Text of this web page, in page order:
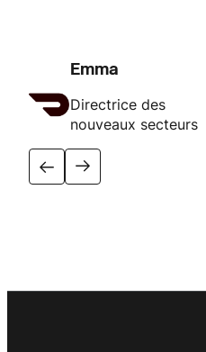
Emma
Directrice des
nouveaux secteurs